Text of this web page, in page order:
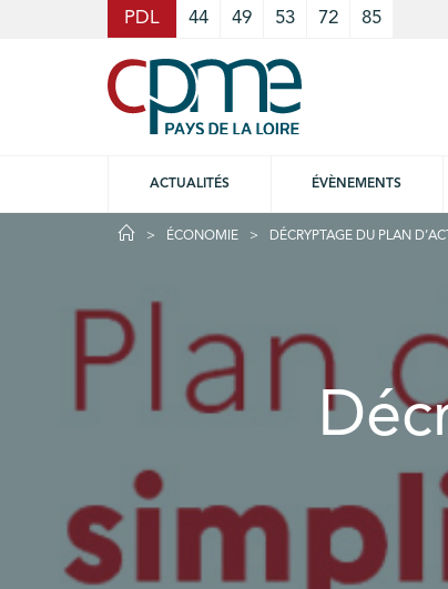
PDL 44 49 53 72 85
ACTUALITÉS ÉVÈNEMENTS
ÉCONOMIE DÉCRYPTAGE DU PLAN
Cookies management panel